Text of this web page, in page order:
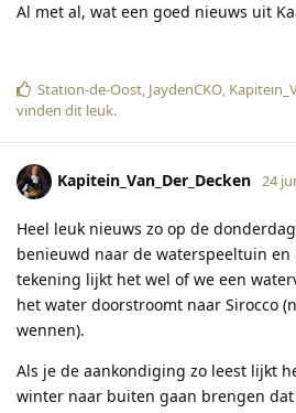
Al met al, wat een goed nieuws uit
Station-de-Oost, JaydenCKO,
vinden dit leuk.
Kapitein_Van_Der_Decken 24
Heel leuk nieuws zo op de
benieuwd naar de waterspeeltuin
tekening lijkt het wel of we een
het water doorstroomt naar Sirocco
wennen).
Als je de aankondiging zo leest lijkt
winter naar buiten gaan brengen